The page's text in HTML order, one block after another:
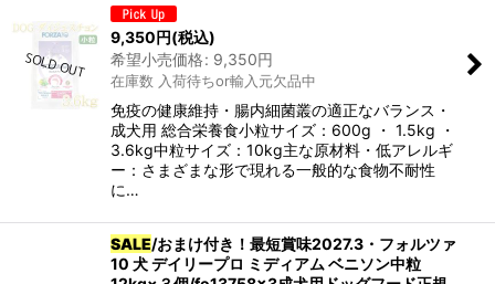
9,350円(税込)
希望小売価格: 9,350円
在庫数 入荷待ちor輸入元欠品中
免疫の健康維持・腸内細菌叢の適正なバランス・
成犬用 総合栄養食小粒サイズ：600g ・ 1.5kg ・
3.6kg中粒サイズ：10kg主な原材料・低アレルギ
ー：さまざまな形で現れる一般的な食物不耐性
に…
SALE/おまけ付き！最短賞味2027.3・フォルツァ
10 犬 デイリープロ ミディアム ベニソン中粒